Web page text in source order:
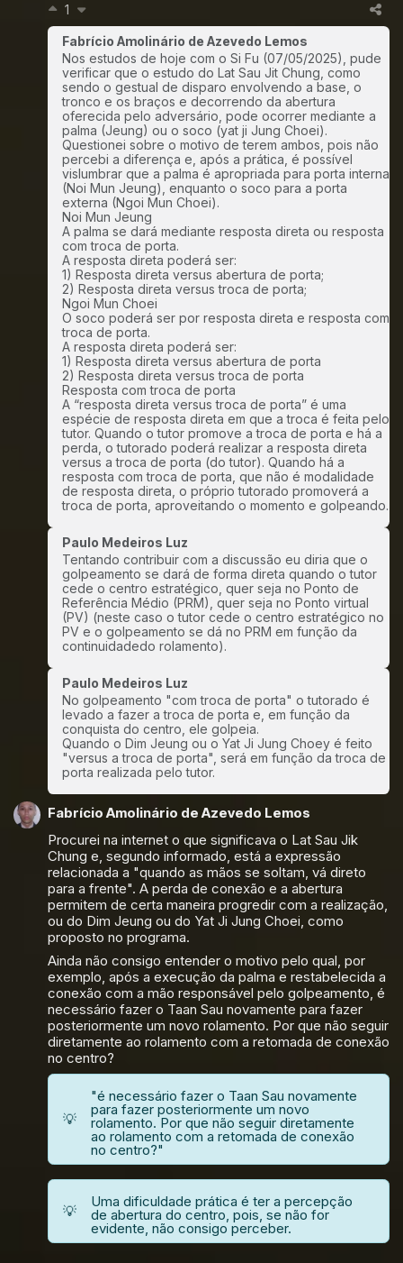
1
Fabrício Amolinário de Azevedo Lemos
Nos estudos de hoje com o Si Fu (07/05/2025), pude
verificar que o estudo do Lat Sau Jit Chung, como
sendo o gestual de disparo envolvendo a base, o
tronco e os braços e decorrendo da abertura
oferecida pelo adversário, pode ocorrer mediante a
palma (Jeung) ou o soco (yat ji Jung Choei).
Questionei sobre o motivo de terem ambos, pois não
percebi a diferença e, após a prática, é possível
vislumbrar que a palma é apropriada para porta interna
(Noi Mun Jeung), enquanto o soco para a porta
externa (Ngoi Mun Choei).
Noi Mun Jeung
A palma se dará mediante resposta direta ou resposta
com troca de porta.
A resposta direta poderá ser:
1) Resposta direta versus abertura de porta;
2) Resposta direta versus troca de porta;
Ngoi Mun Choei
O soco poderá ser por resposta direta e resposta com
troca de porta.
A resposta direta poderá ser:
1) Resposta direta versus abertura de porta
2) Resposta direta versus troca de porta
Resposta com troca de porta
A “resposta direta versus troca de porta” é uma
espécie de resposta direta em que a troca é feita pelo
tutor. Quando o tutor promove a troca de porta e há a
perda, o tutorado poderá realizar a resposta direta
versus a troca de porta (do tutor). Quando há a
resposta com troca de porta, que não é modalidade
de resposta direta, o próprio tutorado promoverá a
troca de porta, aproveitando o momento e golpeando.
Paulo Medeiros Luz
Tentando contribuir com a discussão eu diria que o
golpeamento se dará de forma direta quando o tutor
cede o centro estratégico, quer seja no Ponto de
Referência Médio (PRM), quer seja no Ponto virtual
(PV) (neste caso o tutor cede o centro estratégico no
PV e o golpeamento se dá no PRM em função da
continuidadedo rolamento).
Paulo Medeiros Luz
No golpeamento "com troca de porta" o tutorado é
levado a fazer a troca de porta e, em função da
conquista do centro, ele golpeia.
Quando o Dim Jeung ou o Yat Ji Jung Choey é feito
"versus a troca de porta", será em função da troca de
porta realizada pelo tutor.
Fabrício Amolinário de Azevedo Lemos
Procurei na internet o que significava o Lat Sau Jik
Chung e, segundo informado, está a expressão
relacionada a "quando as mãos se soltam, vá direto
para a frente". A perda de conexão e a abertura
permitem de certa maneira progredir com a realização,
ou do Dim Jeung ou do Yat Ji Jung Choei, como
proposto no programa.
Ainda não consigo entender o motivo pelo qual, por
exemplo, após a execução da palma e restabelecida a
conexão com a mão responsável pelo golpeamento, é
necessário fazer o Taan Sau novamente para fazer
posteriormente um novo rolamento. Por que não seguir
diretamente ao rolamento com a retomada de conexão
no centro?
💡
"é necessário fazer o Taan Sau novamente
para fazer posteriormente um novo
rolamento. Por que não seguir diretamente
ao rolamento com a retomada de conexão
no centro?"
💡
Uma dificuldade prática é ter a percepção
de abertura do centro, pois, se não for
evidente, não consigo perceber.